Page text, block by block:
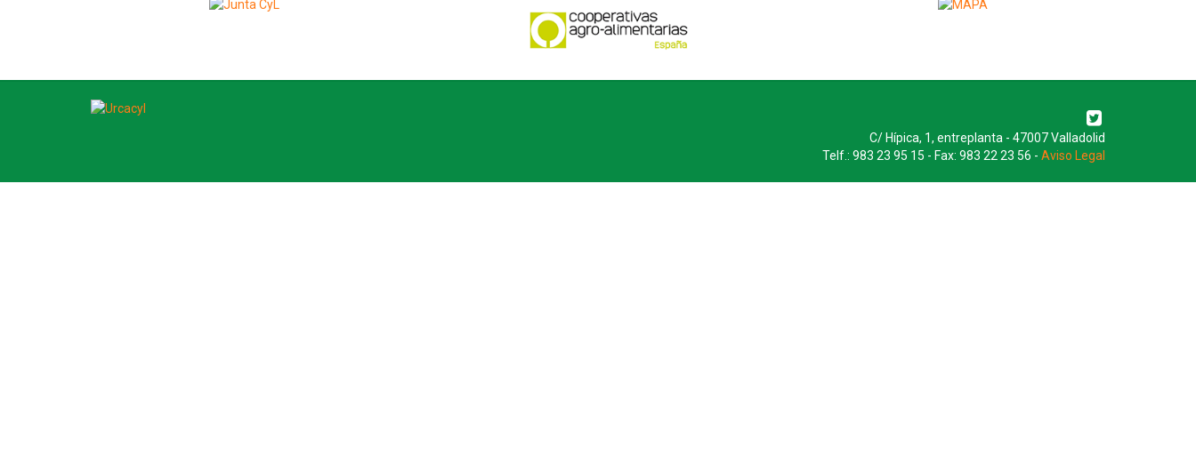
C/ Hípica, 1, entreplanta - 47007 Valladolid
Telf.: 983 23 95 15 - Fax: 983 22 23 56 - Aviso Legal